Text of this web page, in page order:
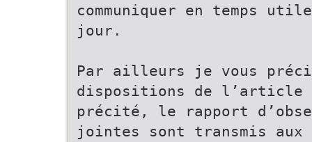
communiquer en temps
jour.
Par ailleurs je vous
dispositions de l’article
précité, le rapport
jointes sont transmis